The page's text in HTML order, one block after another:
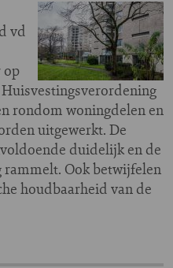
vd
op
rondom woningdelen en
uitgewerkt. De
duidelijk en de
Ook betwijfelen
houdbaarheid van de